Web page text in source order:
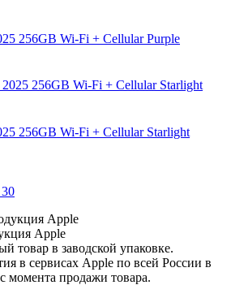
256GB Wi-Fi + Cellular Purple
256GB Wi-Fi + Cellular Starlight
Apple
товар в заводской упаковке.
в сервисах Apple по всей России в
момента продажи товара.